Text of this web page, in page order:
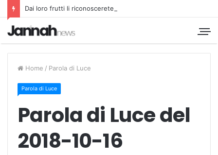
Dai loro frutti li riconoscerete
Home / Parola di Luce
Parola di Luce
Parola di Luce del
2018-10-16